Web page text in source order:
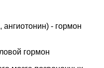
- гормон
гормон